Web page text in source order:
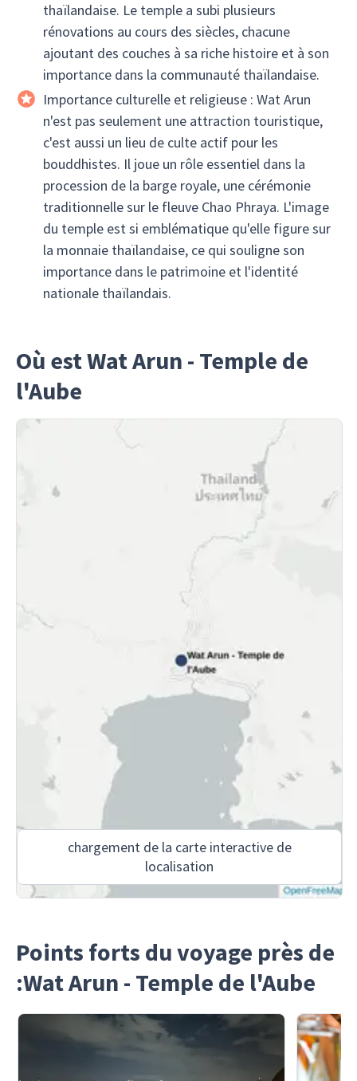
thaïlandaise. Le temple a subi plusieurs
rénovations au cours des siècles, chacune
ajoutant des couches à sa riche histoire et à son
importance dans la communauté thaïlandaise.
Importance culturelle et religieuse : Wat Arun
n'est pas seulement une attraction touristique,
c'est aussi un lieu de culte actif pour les
bouddhistes. Il joue un rôle essentiel dans la
procession de la barge royale, une cérémonie
traditionnelle sur le fleuve Chao Phraya. L'image
du temple est si emblématique qu'elle figure sur
la monnaie thaïlandaise, ce qui souligne son
importance dans le patrimoine et l'identité
nationale thaïlandais.
Où est Wat Arun - Temple de
l'Aube
chargement de la carte interactive de
localisation
Points forts du voyage près de
:Wat Arun - Temple de l'Aube